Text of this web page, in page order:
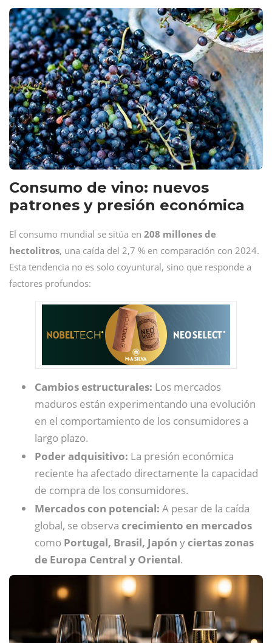
Consumo de vino: nuevos
patrones y presión económica
El consumo mundial se sitúa en 208 millones de
hectolitros, una caída del 2,7 % en comparación con 2024.
Esta tendencia no es solo coyuntural, sino que responde a
factores profundos:
Cambios estructurales: Los mercados
maduros están experimentando una evolución
en el comportamiento de los consumidores a
largo plazo.
Poder adquisitivo: La presión económica
reciente ha afectado directamente la capacidad
de compra de los consumidores.
Mercados con potencial: A pesar de la caída
global, se observa crecimiento en mercados
como Portugal, Brasil, Japón yciertas zonas
de Europa Central y Oriental.